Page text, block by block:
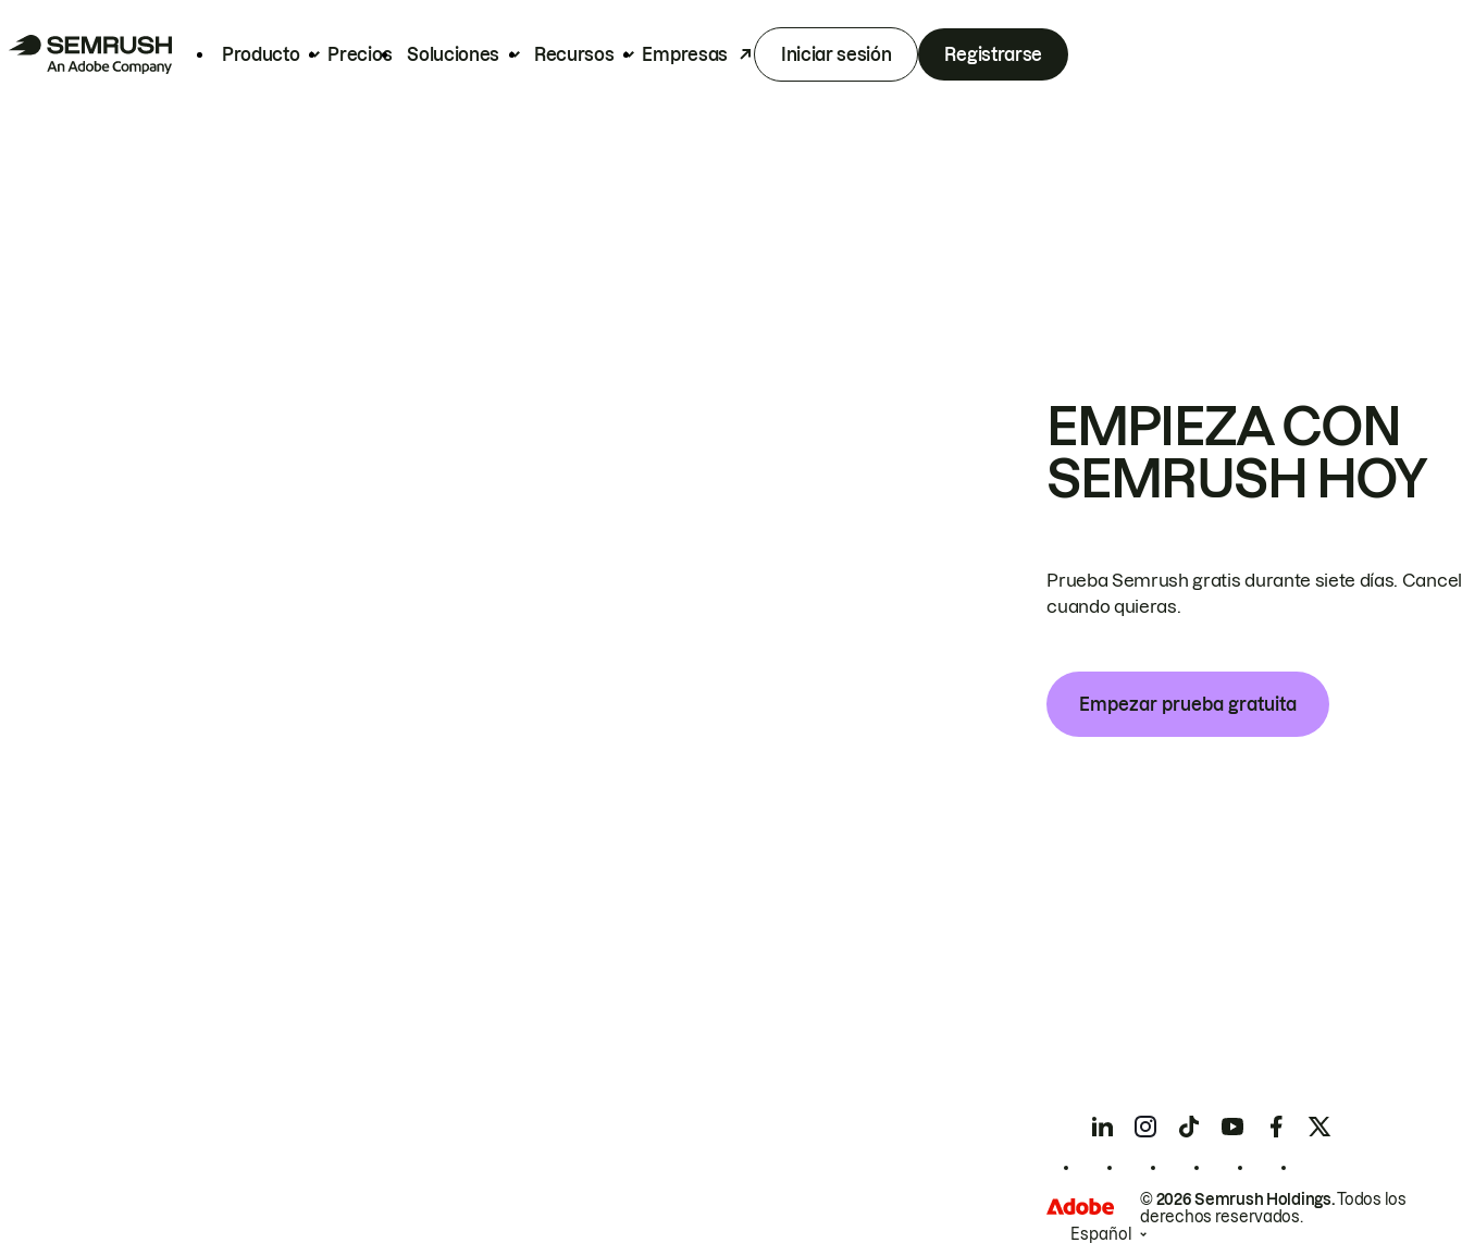
Producto Precios Soluciones Recursos Empresas Iniciar sesión Registrarse
EMPIEZA CON
SEMRUSH HOY
Prueba Semrush gratis durante siete días.
cuando quieras.
Empezar prueba gratuita
© 2026 Semrush Holdings.Todos los
derechos reservados.
Español